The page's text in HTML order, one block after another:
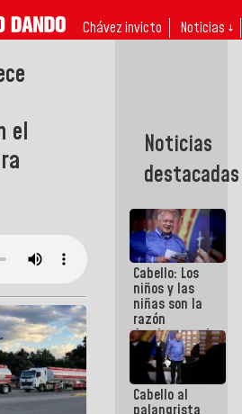
Chávez invicto Noticias ↓
el
Noticias
destacadas
Cabello: Los
niños y las
niñas son la
razón
fundamental
de todo lo
que
estamos
haciendo
Cabello al